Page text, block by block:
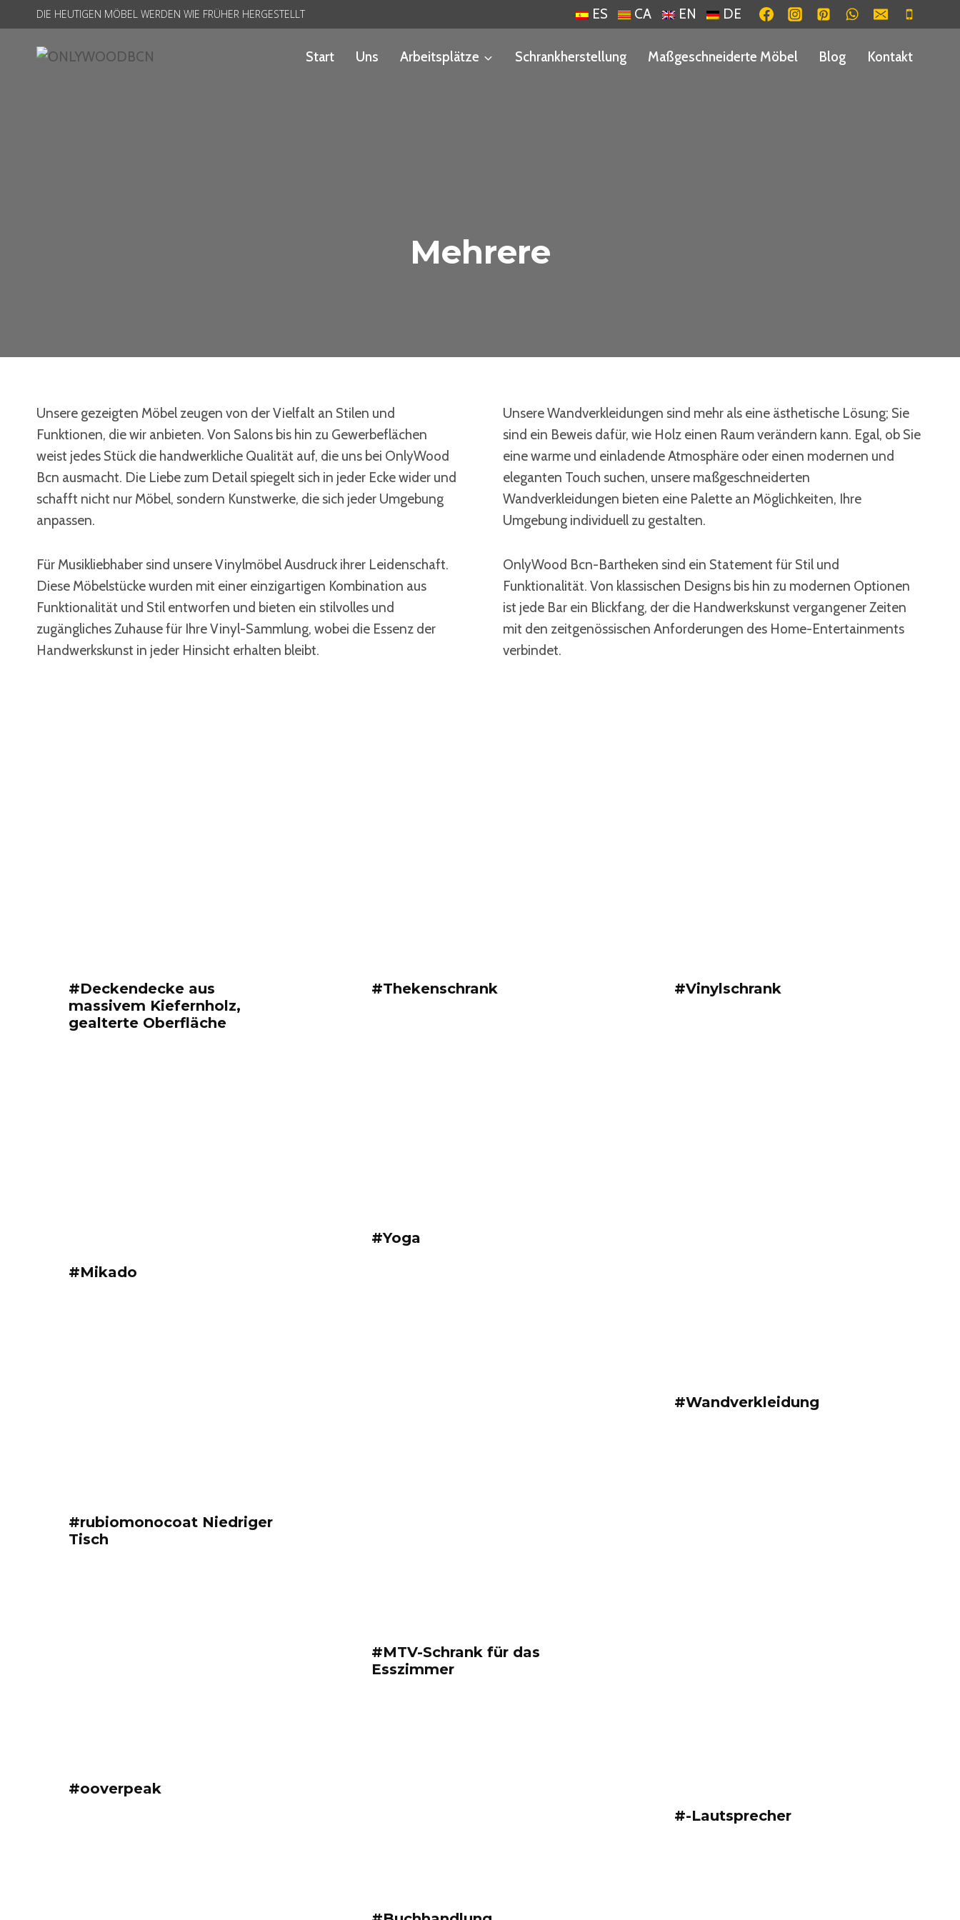
Inhalt
springen
DIE HEUTIGEN MÖBEL WERDEN WIE FRÜHER HERGESTELLT ES CA EN DE
Start Uns Arbeitsplätze Schrankherstellung Maßgeschneiderte Möbel Blog Kontakt
Mehrere
Unsere gezeigten Möbel zeugen von der Vielfalt an Stilen und
Funktionen, die wir anbieten. Von Salons bis hin zu Gewerbeflächen
weist jedes Stück die handwerkliche Qualität auf, die uns bei OnlyWood
Bcn ausmacht. Die Liebe zum Detail spiegelt sich in jeder Ecke wider und
schafft nicht nur Möbel, sondern Kunstwerke, die sich jeder Umgebung
anpassen.
Für Musikliebhaber sind unsere Vinylmöbel Ausdruck ihrer Leidenschaft.
Diese Möbelstücke wurden mit einer einzigartigen Kombination aus
Funktionalität und Stil entworfen und bieten ein stilvolles und
zugängliches Zuhause für Ihre Vinyl-Sammlung, wobei die Essenz der
Handwerkskunst in jeder Hinsicht erhalten bleibt.
Unsere Wandverkleidungen sind mehr als eine ästhetische Lösung; Sie
sind ein Beweis dafür, wie Holz einen Raum verändern kann. Egal, ob Sie
eine warme und einladende Atmosphäre oder einen modernen und
eleganten Touch suchen, unsere maßgeschneiderten
Wandverkleidungen bieten eine Palette an Möglichkeiten, Ihre
Umgebung individuell zu gestalten.
OnlyWood Bcn-Bartheken sind ein Statement für Stil und
Funktionalität. Von klassischen Designs bis hin zu modernen Optionen
ist jede Bar ein Blickfang, der die Handwerkskunst vergangener Zeiten
mit den zeitgenössischen Anforderungen des Home-Entertainments
verbindet.
#Deckendecke aus
massivem Kiefernholz,
gealterte Oberfläche
#Thekenschrank #Vinylschrank
#Yoga
#Wandverkleidung
#Mikado
#MTV-Schrank für das
Esszimmer
#rubiomonocoat Niedriger
Tisch
#-Lautsprecher
#ooverpeak